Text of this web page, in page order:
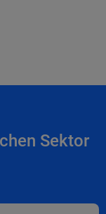
Sektor